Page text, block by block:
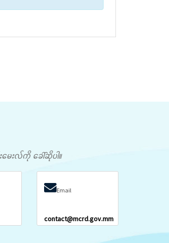
ေးလ်ကို ခေါ်ဆိုပါ။
Email
contact@mcrd.gov.mm